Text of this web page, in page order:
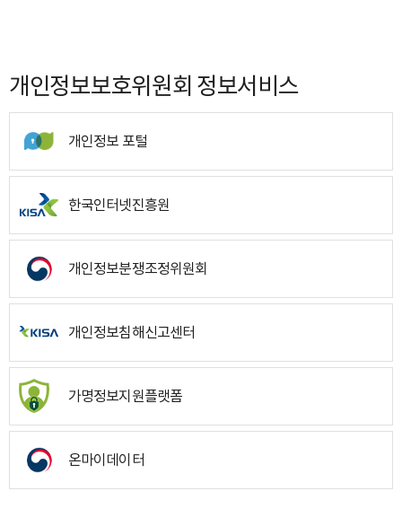
개인정보보호위원회 정보서비스
개인정보 포털
한국인터넷진흥원
개인정보분쟁조정위원회
개인정보침해신고센터
가명정보지원플랫폼
온마이데이터